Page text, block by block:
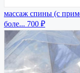
массаж спины (с
боле... 700 ₽